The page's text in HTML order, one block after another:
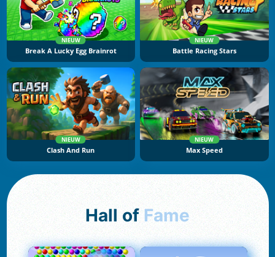
NIEUW
Break A Lucky Egg Brainrot
NIEUW
Battle Racing Stars
NIEUW
Clash And Run
NIEUW
Max Speed
Hall of Fame